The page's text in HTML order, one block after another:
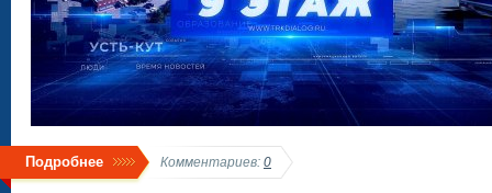
Подробнее Комментариев: 0